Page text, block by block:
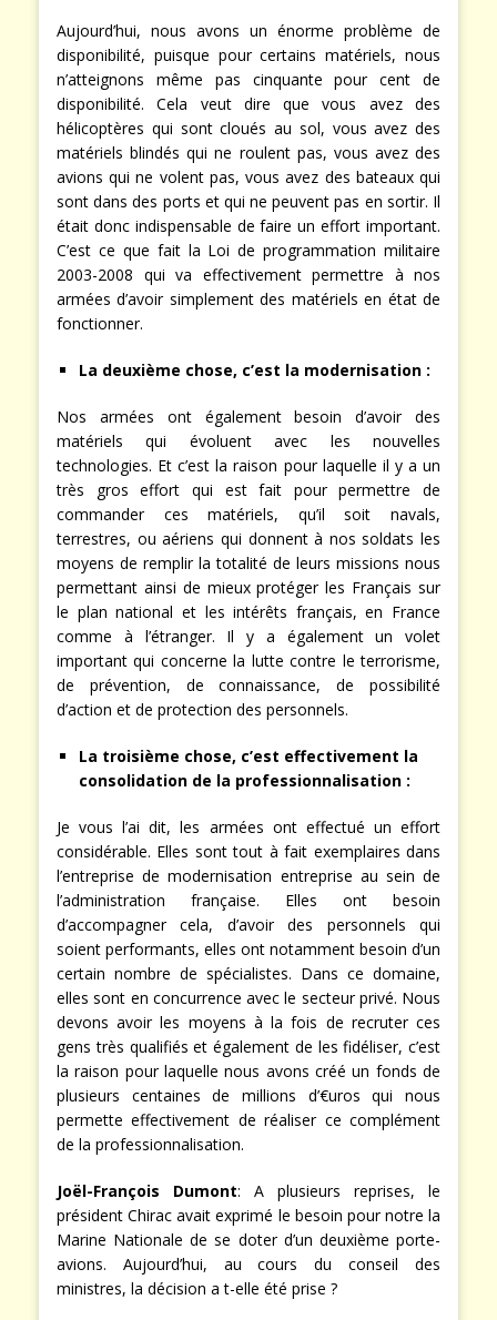
Aujourd’hui, nous avons un énorme problème de
disponibilité, puisque pour certains matériels, nous
n’atteignons même pas cinquante pour cent de
disponibilité. Cela veut dire que vous avez des
hélicoptères qui sont cloués au sol, vous avez des
matériels blindés qui ne roulent pas, vous avez des
avions qui ne volent pas, vous avez des bateaux qui
sont dans des ports et qui ne peuvent pas en sortir. Il
était donc indispensable de faire un effort important.
C’est ce que fait la Loi de programmation militaire
2003-2008 qui va effectivement permettre à nos
armées d’avoir simplement des matériels en état de
fonctionner.
La deuxième chose, c’est la modernisation :
Nos armées ont également besoin d’avoir des
matériels qui évoluent avec les nouvelles
technologies. Et c’est la raison pour laquelle il y a un
très gros effort qui est fait pour permettre de
commander ces matériels, qu’il soit navals,
terrestres, ou aériens qui donnent à nos soldats les
moyens de remplir la totalité de leurs missions nous
permettant ainsi de mieux protéger les Français sur
le plan national et les intérêts français, en France
comme à l’étranger. Il y a également un volet
important qui concerne la lutte contre le terrorisme,
de prévention, de connaissance, de possibilité
d’action et de protection des personnels.
La troisième chose, c’est effectivement la
consolidation de la professionnalisation :
Je vous l’ai dit, les armées ont effectué un effort
considérable. Elles sont tout à fait exemplaires dans
l’entreprise de modernisation entreprise au sein de
l’administration française. Elles ont besoin
d’accompagner cela, d’avoir des personnels qui
soient performants, elles ont notamment besoin d’un
certain nombre de spécialistes. Dans ce domaine,
elles sont en concurrence avec le secteur privé. Nous
devons avoir les moyens à la fois de recruter ces
gens très qualifiés et également de les fidéliser, c’est
la raison pour laquelle nous avons créé un fonds de
plusieurs centaines de millions d’€uros qui nous
permette effectivement de réaliser ce complément
de la professionnalisation.
Joël-François Dumont: A plusieurs reprises, le
président Chirac avait exprimé le besoin pour notre la
Marine Nationale de se doter d’un deuxième porte-
avions. Aujourd’hui, au cours du conseil des
ministres, la décision a t-elle été prise ?